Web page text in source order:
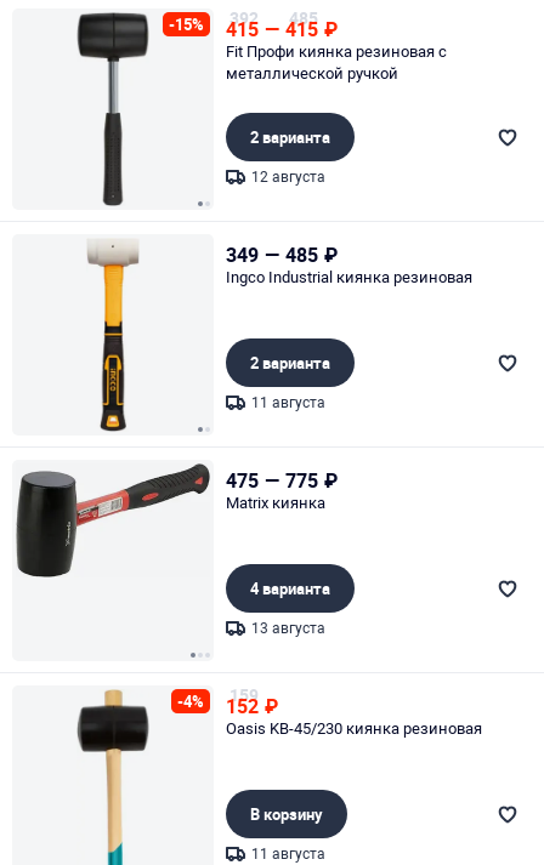
-15% 392
415 — 485
415 ₽
Fit Профи киянка резиновая с
металлической ручкой
2 варианта
12 августа
349 — 485 ₽
Ingco Industrial киянка резиновая
2 варианта
11 августа
475 — 775 ₽
Matrix киянка
4 варианта
13 августа
-4% 159
152 ₽
Oasis KB-45/230 киянка резиновая
В корзину
11 августа